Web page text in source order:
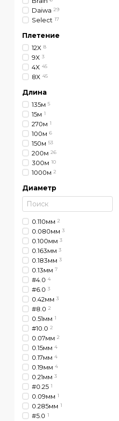
Daiwa 29
Select 17
Плетение
12X 8
9X 3
4X 45
8X 45
Длина
135м 5
15м 1
270м 1
100м 6
150м 53
200м 26
300м 10
1000м 2
Диаметр
0.110мм 2
0.080мм 3
0.100мм 3
0.163мм 3
0.183мм 3
0.13мм 7
#4.0 4
#6.0 3
0.42мм 3
#8.0 2
0.51мм 1
#10.0 2
0.07мм 2
0.15мм 4
0.17мм 4
0.19мм 4
0.21мм 3
#0.25 1
0.09мм 1
0.285мм 1
#5.0 1